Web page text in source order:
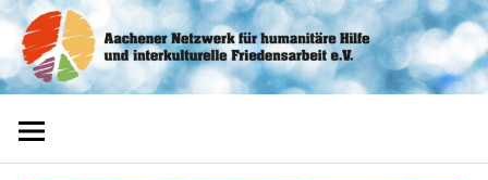
Zum
Inhalt
springen
Aachener
Netzwerk